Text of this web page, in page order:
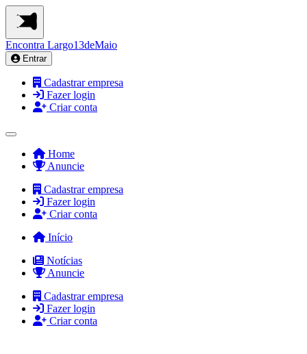
Encontra Largo13deMaio
Entrar
Cadastrar empresa
Fazer login
Criar conta
Home
Anuncie
Cadastrar empresa
Fazer login
Criar conta
Início
Notícias
Anuncie
Cadastrar empresa
Fazer login
Criar conta